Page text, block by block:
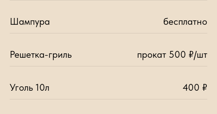
Шампура бесплатно
Решетка-гриль прокат 500 ₽/шт
Уголь 10л 400 ₽